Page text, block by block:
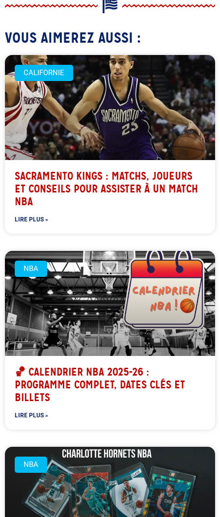
VOUS AIMEREZ AUSSI :
CALIFORNIE
SACRAMENTO KINGS : MATCHS, JOUEURS
ET CONSEILS POUR ASSISTER À UN MATCH
NBA
LIRE PLUS »
NBA
🏀 CALENDRIER NBA 2025-26 :
PROGRAMME COMPLET, DATES CLÉS ET
BILLETS
LIRE PLUS »
NBA